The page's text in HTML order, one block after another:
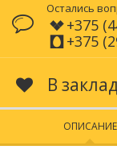
Остались
+375
+375
В
ОПИСАНИЕ